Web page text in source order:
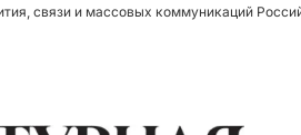
связи и массовых коммуникаций